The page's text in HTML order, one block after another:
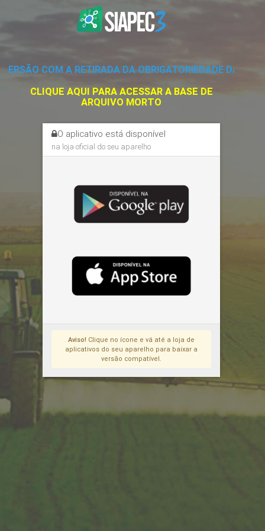
VERSÃO COM A RETIRADA DA OBRIGATORIEDADE DA
CLIQUE AQUI PARA ACESSAR A BASE DE
ARQUIVO MORTO
O aplicativo está disponível
na loja oficial do seu aparelho
Aviso! Clique no ícone e vá até a loja de
aplicativos do seu aparelho para baixar a
versão compatível.